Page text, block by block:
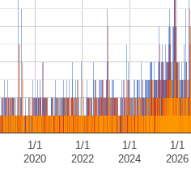
1/1
2020
1/1
2022
1/1
2024
1/1
2026